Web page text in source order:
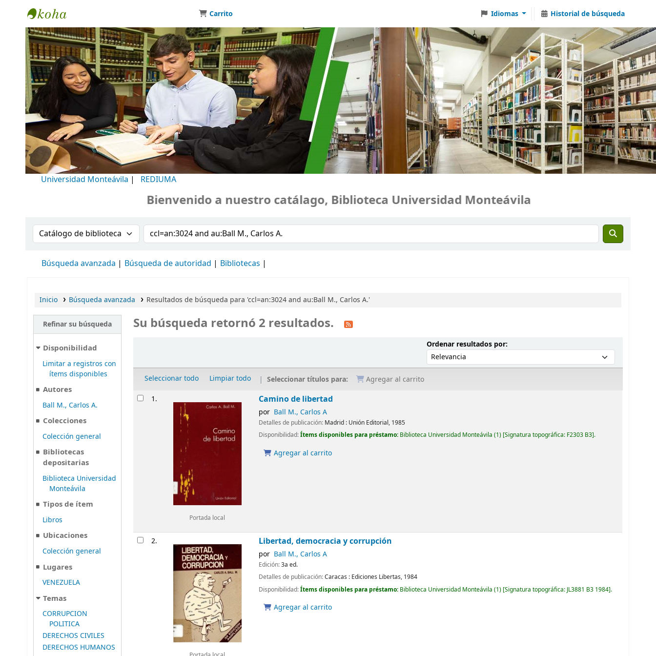
Biblioteca Universidad Monteávila
Carrito Idiomas Historial de búsqueda
Universidad Monteávila | REDIUMA
Bienvenido a nuestro catálago, Biblioteca Universidad Monteávila
Buscar en el catálogo por:Buscar en el catálogo
Búsqueda avanzada Búsqueda de autoridad Bibliotecas
Inicio Búsqueda avanzada Resultados de búsqueda para 'ccl=an:3024 and au:Ball M., Carlos A.'
Refinar su búsqueda
Disponibilidad
Limitar a registros con
ítems disponibles
Autores
Ball M., Carlos A.
Colecciones
Colección general
Bibliotecas
depositarias
Biblioteca Universidad
Monteávila
Tipos de ítem
Libros
Ubicaciones
Colección general
Lugares
VENEZUELA
Temas
CORRUPCION
POLITICA
DERECHOS CIVILES
DERECHOS HUMANOS
Su búsqueda retornó 2 resultados.
Ordenar resultados por:Ordenar por:
Seleccionar todo Limpiar todo Seleccionar títulos para: Agregar al carrito
Resultados
1.
Portada local
Camino de libertad
por Ball M., Carlos A
Detalles de publicación: Madrid : Unión Editorial, 1985
Disponibilidad:Ítems disponibles para préstamo: Biblioteca Universidad Monteávila (1) Signatura topográfica: F2303 B3 .
Agregar al carrito
2. Libertad, democracia y corrupción
por Ball M., Carlos A
Edición:3a ed.
Detalles de publicación:Caracas : Ediciones Libertas, 1984
Disponibilidad:Ítems disponibles para préstamo: Biblioteca Universidad Monteávila (1) Signatura topográfica: JL3881 B3 1984 .
Agregar al carrito